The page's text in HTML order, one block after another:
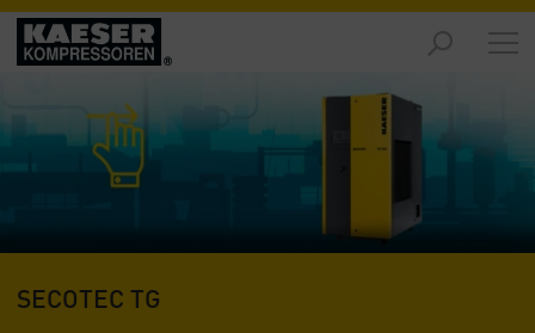
产
-
述
决
案
SECOTEC TG